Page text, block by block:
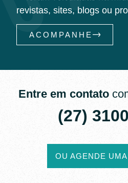
revistas, sites, blogs ou
ACOMPANHE
Entre em contato
(27)
OU AGENDE